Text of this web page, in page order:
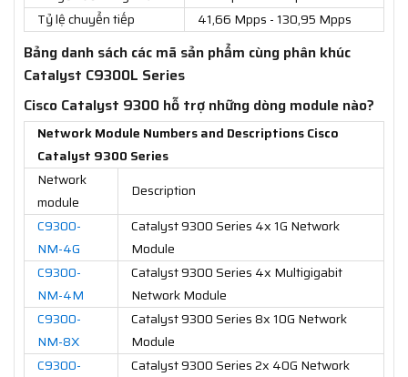
Tỷ lệ chuyển tiếp
41,66 Mpps - 130,95 Mpps
Bảng danh sách các mã sản phẩm cùng phân khúc
Catalyst C9300L Series
Cisco Catalyst 9300 hỗ trợ những dòng module nào?
Network Module Numbers and Descriptions Cisco
Catalyst 9300 Series
Network
module
Description
C9300-
NM-4G
Catalyst 9300 Series 4x 1G Network
Module
C9300-
NM-4M
Catalyst 9300 Series 4x Multigigabit
Network Module
C9300-
NM-8X
Catalyst 9300 Series 8x 10G Network
Module
C9300-
Catalyst 9300 Series 2x 40G Network